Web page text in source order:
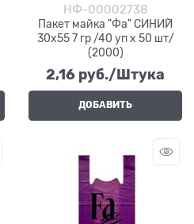
НФ-00002738
Пакет майка "Фа" СИНИЙ
30х55 7 гр /40 уп х 50 шт/
(2000)
2,16 руб./Штука
ДОБАВИТЬ